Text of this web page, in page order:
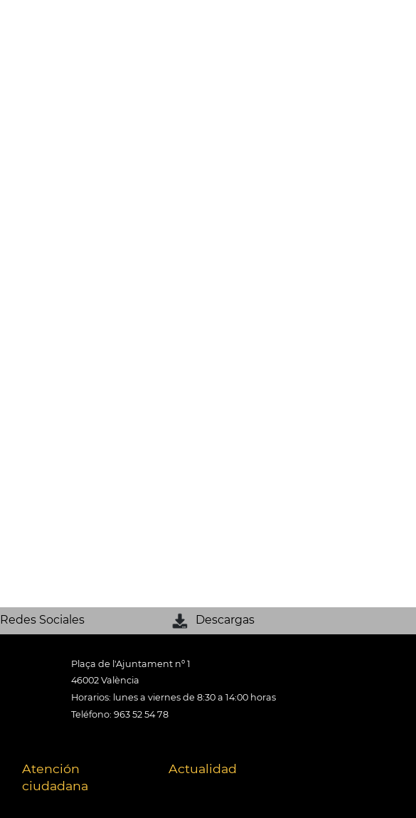
Redes Sociales Descargas
Plaça de l'Ajuntament nº 1
46002 València
Horarios: lunes a viernes de 8:30 a 14:00 horas
Teléfono: 963 52 54 78
Atención
ciudadana
Actualidad